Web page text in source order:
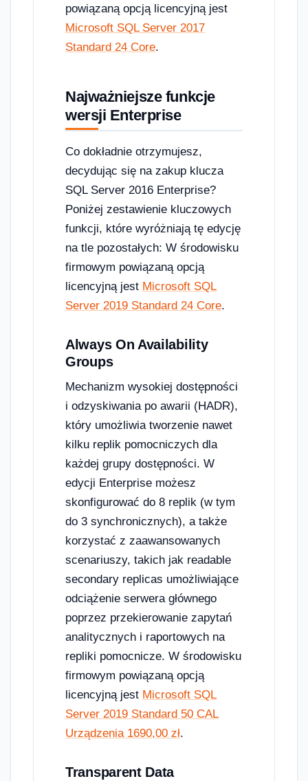
powiązaną opcją licencyjną jest
Microsoft SQL Server 2017
Standard 24 Core.
Najważniejsze funkcje
wersji Enterprise
Co dokładnie otrzymujesz,
decydując się na zakup klucza
SQL Server 2016 Enterprise?
Poniżej zestawienie kluczowych
funkcji, które wyróżniają tę edycję
na tle pozostałych: W środowisku
firmowym powiązaną opcją
licencyjną jest Microsoft SQL
Server 2019 Standard 24 Core.
Always On Availability
Groups
Mechanizm wysokiej dostępności
i odzyskiwania po awarii (HADR),
który umożliwia tworzenie nawet
kilku replik pomocniczych dla
każdej grupy dostępności. W
edycji Enterprise możesz
skonfigurować do 8 replik (w tym
do 3 synchronicznych), a także
korzystać z zaawansowanych
scenariuszy, takich jak readable
secondary replicas umożliwiające
odciążenie serwera głównego
poprzez przekierowanie zapytań
analitycznych i raportowych na
repliki pomocnicze. W środowisku
firmowym powiązaną opcją
licencyjną jest Microsoft SQL
Server 2019 Standard 50 CAL
Urządzenia 1690,00 zł.
Transparent Data